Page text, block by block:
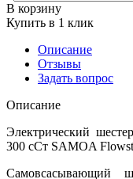
В корзину
Купить в 1 клик
Описание
Отзывы
Задать вопрос
Описание
Электрический
300 сСт SAMOA
Самовсасывающий